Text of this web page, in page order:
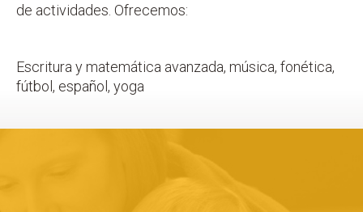
de actividades. Ofrecemos:
Escritura y matemática avanzada, música, fonética,
fútbol, español, yoga